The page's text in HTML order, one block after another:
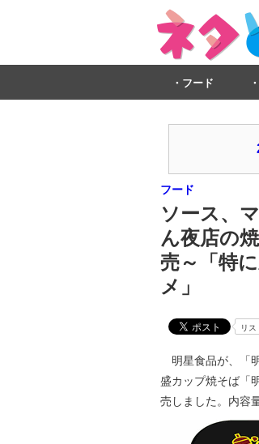
フード
フード
ソース、
ん夜店の
売～「特
メ」
リス
明星食品が、「
盛カップ焼そば「
売しました。内容